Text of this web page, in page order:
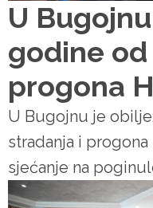
U
godine
progona
U Bugojnu je
stradanja i
sjećanje na